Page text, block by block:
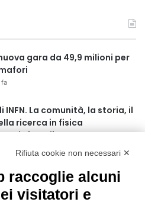
gara da 49,9 milioni per
fa
INFN. La comunità, la storia, il
ricerca in fisica
in Italia
è azzurro
Rifiuta cookie non necessari ✕
raccoglie alcuni
visitatori e